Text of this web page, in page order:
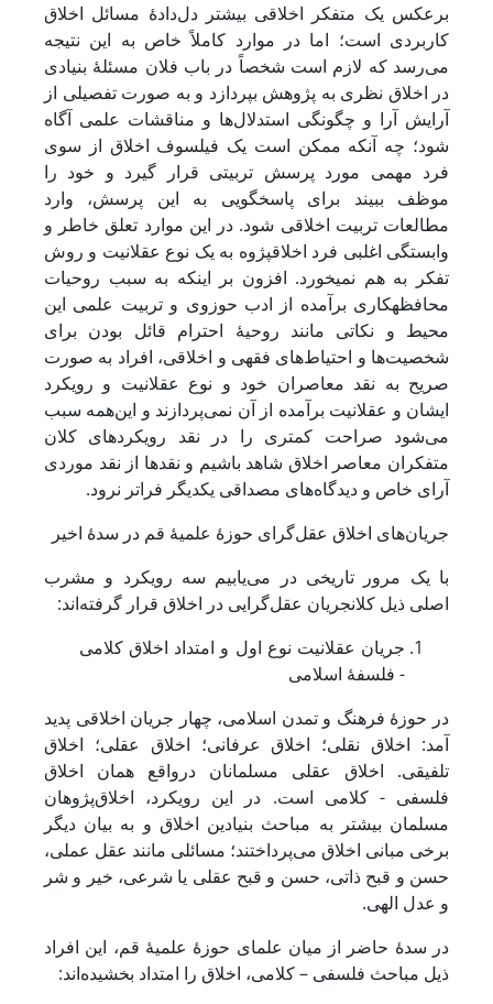
برعکس یک متفکر اخلاقی بیشتر دل‌دادۀ مسائل اخلاق
کاربردی است؛ اما در موارد کاملاً خاص به این نتیجه
می‌رسد که لازم است شخصاً در باب فلان مسئلۀ بنیادی
در اخلاق نظری به پژوهش بپردازد و به صورت تفصیلی از
آرایش آرا و چگونگی استدلال‌ها و مناقشات علمی آگاه
شود؛ چه آنکه ممکن است یک فیلسوف اخلاق از سوی
فرد مهمی مورد پرسش تربیتی قرار گیرد و خود را
موظف ببیند برای پاسخگویی به این پرسش، وارد
مطالعات تربیت اخلاقی شود. در این موارد تعلق خاطر و
وابستگی اغلبی فرد اخلاق‏پژوه به یک نوع عقلانیت و روش
تفکر به هم نمی‏خورد. افزون بر اینکه به سبب روحیات
محافظه‏کاری برآمده از ادب حوزوی و تربیت علمی این
محیط و نکاتی مانند روحیۀ احترام قائل بودن برای
شخصیت‌ها و احتیاط‌های فقهی و اخلاقی، افراد به‌ صورت
صریح به نقد معاصران خود و نوع عقلانیت و رویکرد
ایشان و عقلانیت برآمده از آن نمی‌پردازند و این‌همه سبب
می‌شود صراحت کمتری را در نقد رویکردهای کلان
متفکران معاصر اخلاق شاهد باشیم و نقدها از نقد موردی
آرای خاص و دیدگاه‌های مصداقی یکدیگر فراتر نرود.
جریان‌های اخلاق عقل‌گرای حوزۀ علمیۀ قم در سدۀ اخیر
با یک مرور تاریخی در می‌یابیم سه رویکرد و مشرب
اصلی ذیل کلان‏جریان عقل‌گرایی در اخلاق قرار گرفته‌اند:
جریان عقلانیت نوع اول و امتداد اخلاق کلامی
- فلسفۀ اسلامی
در حوزۀ فرهنگ و تمدن اسلامی، چهار جریان اخلاقی پدید
آمد: اخلاق نقلی؛ اخلاق عرفانی؛ اخلاق عقلی؛ اخلاق
تلفیقی. اخلاق عقلی مسلمانان درواقع همان اخلاق
فلسفی - کلامی است. در این رویکرد، اخلاق‌پژوهان
مسلمان بیشتر به مباحث بنیادین اخلاق و به بیان دیگر
برخی مبانی اخلاق می‌پرداختند؛ مسائلی مانند عقل عملی،
حسن و قبح ذاتی، حسن و قبح عقلی یا شرعی، خیر و شر
و عدل الهی.
در سدۀ حاضر از میان علمای حوزۀ علمیۀ قم، این افراد
ذیل مباحث فلسفی – کلامی، اخلاق را امتداد بخشیده‌اند: